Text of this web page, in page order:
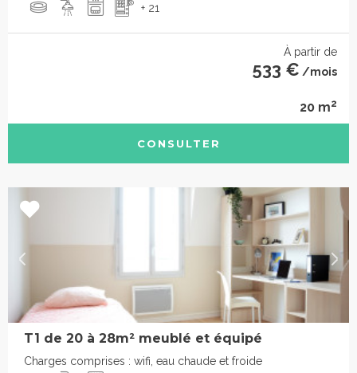
+ 21
À partir de
533 € /mois
20 m2
CONSULTER
T1 de 20 à 28m² meublé et équipé
Charges comprises : wifi, eau chaude et froide